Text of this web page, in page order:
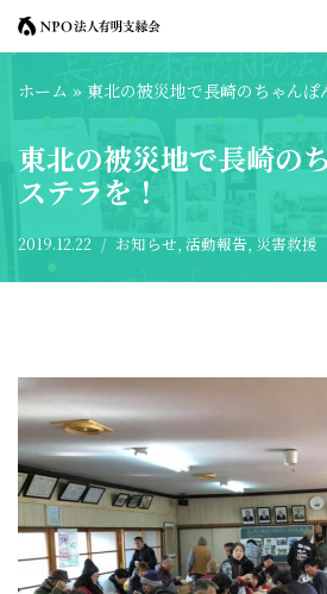
ン
ン
ツ
ス
ホーム » 東北の被災地で長崎のちゃんぽ
東北の被災地で長崎の
ステラを！
2019.12.22 お知らせ ,活動報告 災害救援